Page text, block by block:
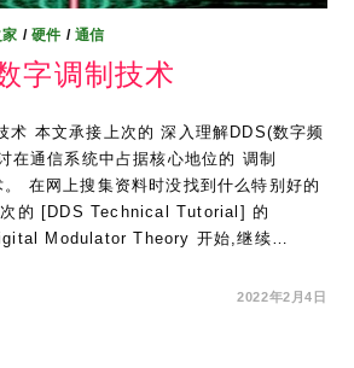
/ 硬件 / 通信
字调制技术
术 本文承接上次的 深入理解DDS(数字频
在通信系统中占据核心地位的 调制
在网上搜集资料时没找到什么特别好的
次的 [DDS Technical Tutorial] 的
Modulator Theory 开始,继续…
2022年2月4日